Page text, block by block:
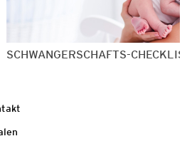
SCHWANGERSCHAFTS-